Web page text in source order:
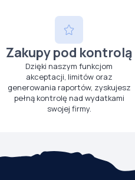
Zakupy pod kontrolą
Dzięki naszym funkcjom
akceptacji, limitów oraz
generowania raportów, zyskujesz
pełną kontrolę nad wydatkami
swojej firmy.